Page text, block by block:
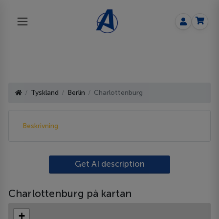
Tyskland Berlin Charlottenburg
Beskrivning
Get AI description
Charlottenburg på kartan
+